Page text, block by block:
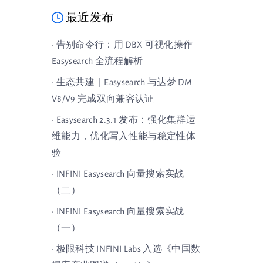
最近发布
· 告别命令行：用 DBX 可视化操作
Easysearch 全流程解析
· 生态共建｜Easysearch 与达梦 DM
V8/V9 完成双向兼容认证
· Easysearch 2.3.1 发布：强化集群运
维能力，优化写入性能与稳定性体
验
· INFINI Easysearch 向量搜索实战
（二）
· INFINI Easysearch 向量搜索实战
（一）
· 极限科技 INFINI Labs 入选《中国数